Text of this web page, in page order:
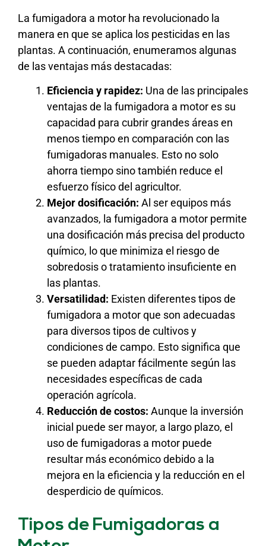
La fumigadora a motor ha revolucionado la
manera en que se aplica los pesticidas en las
plantas. A continuación, enumeramos algunas
de las ventajas más destacadas:
Eficiencia y rapidez: Una de las principales
ventajas de la fumigadora a motor es su
capacidad para cubrir grandes áreas en
menos tiempo en comparación con las
fumigadoras manuales. Esto no solo
ahorra tiempo sino también reduce el
esfuerzo físico del agricultor.
Mejor dosificación: Al ser equipos más
avanzados, la fumigadora a motor permite
una dosificación más precisa del producto
químico, lo que minimiza el riesgo de
sobredosis o tratamiento insuficiente en
las plantas.
Versatilidad: Existen diferentes tipos de
fumigadora a motor que son adecuadas
para diversos tipos de cultivos y
condiciones de campo. Esto significa que
se pueden adaptar fácilmente según las
necesidades específicas de cada
operación agrícola.
Reducción de costos: Aunque la inversión
inicial puede ser mayor, a largo plazo, el
uso de fumigadoras a motor puede
resultar más económico debido a la
mejora en la eficiencia y la reducción en el
desperdicio de químicos.
Tipos de Fumigadoras a